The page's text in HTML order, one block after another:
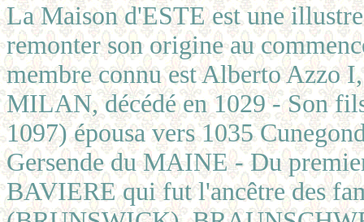
La Maison d'ESTE est une
remonter son origine au
membre connu est Alberto Azzo
MILAN, décédé en 1029 - Son
1097) épousa vers 1035
Gersende du MAINE - Du
BAVIERE qui fut l'ancêtre des